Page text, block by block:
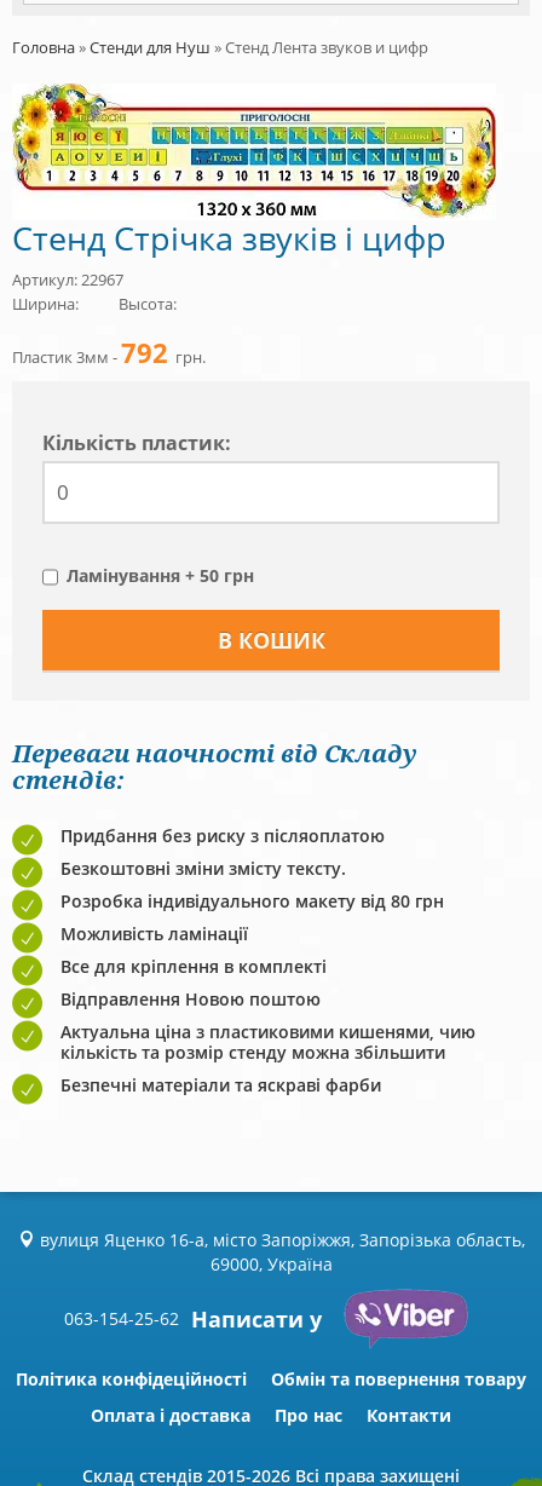
Головна»Стенди для Нуш »Стенд Лента звуков и цифр
Стенд Стрічка звуків і цифр
Артикул: 22967
Ширина:
Высота:
Пластик 3мм -792 грн.
Кiлькiсть пластик:
Ламінування + 50 грн
Переваги наочності від Складу
стендів:
Придбання без риску з післяоплатою
Безкоштовні зміни змісту тексту.
Розробка індивідуального макету від 80 грн
Можливість ламінації
Все для кріплення в комплекті
Відправлення Новою поштою
Актуальна ціна з пластиковими кишенями, чию
кількість та розмір стенду можна збільшити
Безпечні матеріали та яскраві фарби
вулиця Яценко 16-а, місто Запоріжжя, Запорізька область,
69000, Україна
063-154-25-62 Написати у
Політика конфідеційності
Обмін та повернення товару
Оплата і доставка
Про нас Контакти
Склад стендів 2015-2026 Всі права захищені